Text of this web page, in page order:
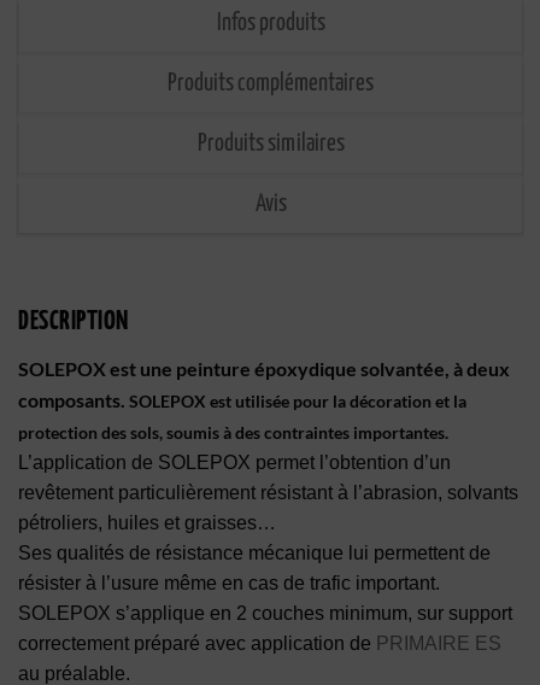
Infos produits
Produits complémentaires
Produits similaires
Avis
DESCRIPTION
SOLEPOX est une peinture époxydique solvantée, à deux
composants. SOLEPOX est utilisée pour la décoration et la
protection des sols, soumis à des contraintes importantes.
L’application de SOLEPOX permet l’obtention d’un
revêtement particulièrement résistant à l’abrasion, solvants
pétroliers, huiles et graisses…
Ses qualités de résistance mécanique lui permettent de
résister à l’usure même en cas de trafic important.
SOLEPOX s’applique en 2 couches minimum, sur support
correctement préparé avec application de PRIMAIRE ES
au préalable.